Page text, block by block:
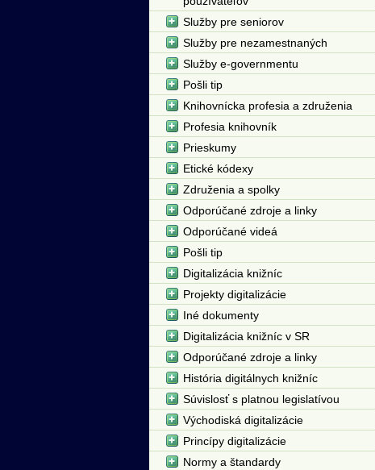
Služby pre seniorov
Služby pre nezamestnaných
Služby e-governmentu
Pošli tip
Knihovnícka profesia a združenia
Profesia knihovník
Prieskumy
Etické kódexy
Združenia a spolky
Odporúčané zdroje a linky
Odporúčané videá
Pošli tip
Digitalizácia knižníc
Projekty digitalizácie
Iné dokumenty
Digitalizácia knižníc v SR
Odporúčané zdroje a linky
História digitálnych knižníc
Súvislosť s platnou legislatívou
Východiská digitalizácie
Princípy digitalizácie
Normy a štandardy